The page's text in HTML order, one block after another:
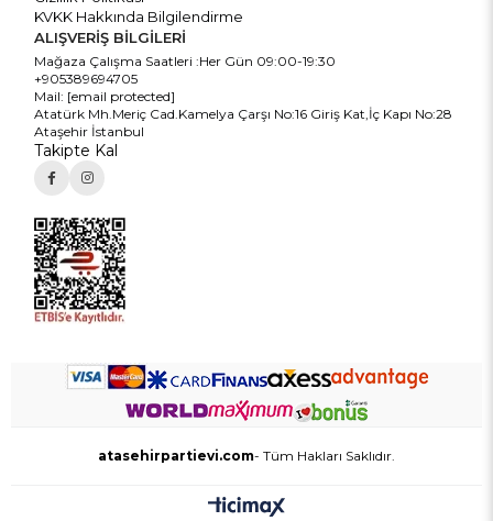
KVKK Hakkında Bilgilendirme
ALIŞVERİŞ BİLGİLERİ
Mağaza Çalışma Saatleri :Her Gün 09:00-19:30
+905389694705
Mail: [email protected]
Atatürk Mh.Meriç Cad.Kamelya Çarşı No:16 Giriş Kat,İç Kapı No:28
Ataşehir İstanbul
Takipte Kal
atasehirpartievi.com- Tüm Hakları Saklıdır.